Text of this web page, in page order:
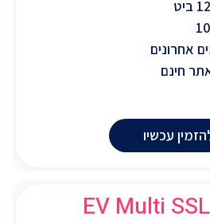
עכשיו
EV Multi SSL